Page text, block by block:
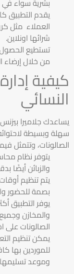
يقدم التطبيق
العملاء مثل
شرائها اونلاين.
تستطيع الحصول
من خلال إرضاء
كيفية
النسائي
يساعدك جلاميرا
سهلة وبسيطة
الصالونات، وتتمثل
يتوفر نظام
والزبائن أيضًا
يتم تنظيم
بصمة للحضور
والمخازن
الصالونات على
يمكن تنظيم
للموردين بها
وموعد